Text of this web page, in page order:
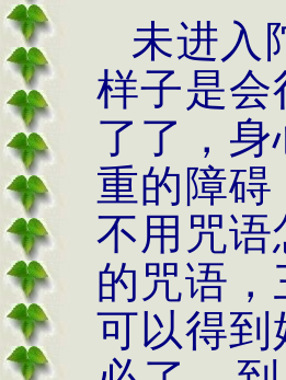
未进入
样子是会
了了，
重的障
不用咒语
的咒语
可以得到